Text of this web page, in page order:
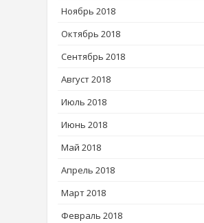
Ноябрь 2018
Октябрь 2018
Сентябрь 2018
Август 2018
Июль 2018
Июнь 2018
Май 2018
Апрель 2018
Март 2018
Февраль 2018